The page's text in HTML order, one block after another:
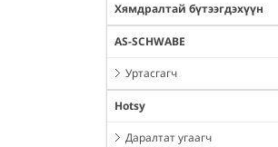
Хямдралтай бүтээгдэхүүн
AS-SCHWABE
Уртасгагч
Hotsy
Даралтат угаагч